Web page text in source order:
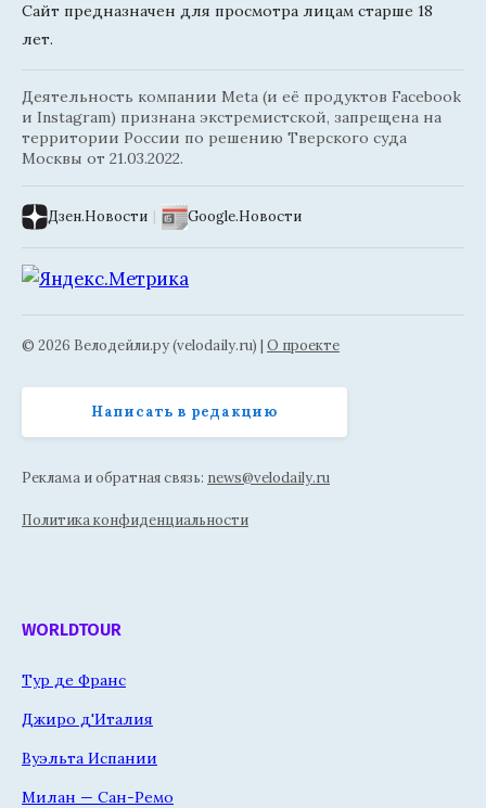
Сайт предназначен для просмотра лицам старше 18
лет.
Деятельность компании Meta (и её продуктов Facebook
и Instagram) признана экстремистской, запрещена на
территории России по решению Тверского суда
Москвы от 21.03.2022.
Дзен.Новости | Google.Новости
© 2026 Велодейли.ру (velodaily.ru) | О проекте
Написать в редакцию
Реклама и обратная связь: news@velodaily.ru
Политика конфиденциальности
WORLDTOUR
Тур де Франс
Джиро д'Италия
Вуэльта Испании
Милан — Сан-Ремо